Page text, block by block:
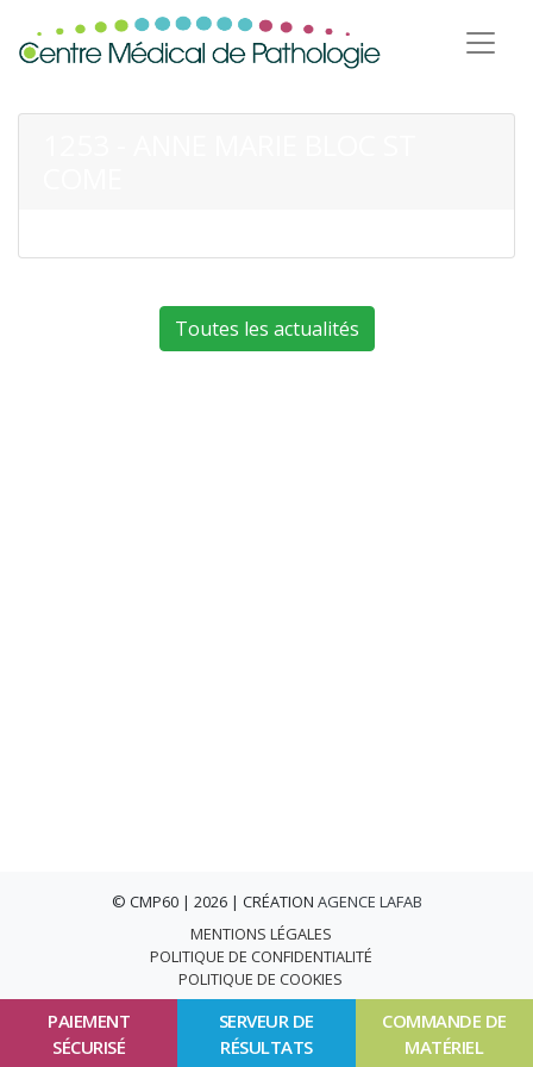
PAIEMENT
SÉCURISÉ
SERVEUR DE
RÉSULTATS
COMMANDE DE
MATÉRIEL
Toutes les actualités
© CMP60 | 2026 | CRÉATION AGENCE LAFAB
MENTIONS LÉGALES
POLITIQUE DE CONFIDENTIALITÉ
POLITIQUE DE COOKIES